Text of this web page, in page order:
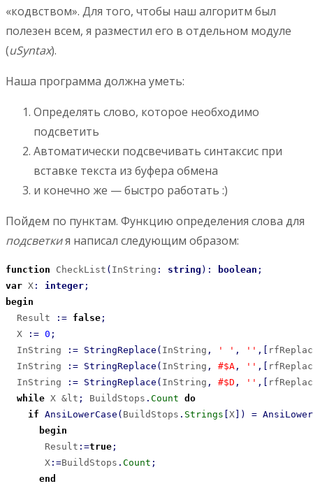
«кодвством». Для того, чтобы наш алгоритм был
полезен всем, я разместил его в отдельном модуле
(uSyntax).
Наша программа должна уметь:
Определять слово, которое необходимо
подсветить
Автоматически подсвечивать синтаксис при
вставке текста из буфера обмена
и конечно же — быстро работать :)
Пойдем по пунктам. Функцию определения слова для
подсветкия написал следующим образом:
function CheckList ( InString : string ) : boolean ;
var X : integer ;
begin
  Result
: = false ;
  X
: = 0 ;
  InString
: = StringReplace ( InString , ' ' , '' ,
  InString
: = StringReplace ( InString , #$A , '' ,
  InString
: = StringReplace ( InString , #$D , '' ,
while X &lt ; BuildStops . Count do
if AnsiLowerCase ( BuildStops . Strings X ) =
begin
       Result
: =true ;
       X
: =BuildStops . Count ;
end